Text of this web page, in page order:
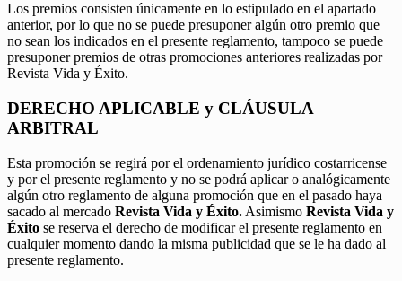
Los premios consisten únicamente en lo estipulado en el apartado
anterior, por lo que no se puede presuponer algún otro premio que
no sean los indicados en el presente reglamento, tampoco se puede
presuponer premios de otras promociones anteriores realizadas por
Revista Vida y Éxito.
DERECHO APLICABLE y CLÁUSULA
ARBITRAL
Esta promoción se regirá por el ordenamiento jurídico costarricense
y por el presente reglamento y no se podrá aplicar o analógicamente
algún otro reglamento de alguna promoción que en el pasado haya
sacado al mercado Revista Vida y Éxito. Asimismo Revista Vida y
Éxito se reserva el derecho de modificar el presente reglamento en
cualquier momento dando la misma publicidad que se le ha dado al
presente reglamento.